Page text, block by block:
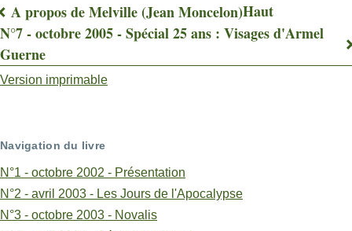
Liens
transversaux
de
pour
Armel
Guerne,
A propos de Melville (Jean Moncelon)Haut
N°7 - octobre 2005 - Spécial 25 ans : Visages d'Armel
Guerne
Version imprimable
Navigation du livre
N°1 - octobre 2002 - Présentation
N°2 - avril 2003 - Les Jours de l'Apocalypse
N°3 - octobre 2003 - Novalis